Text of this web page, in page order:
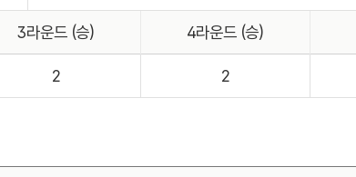
3라운드 (승) 4라운드 (승)
2 2